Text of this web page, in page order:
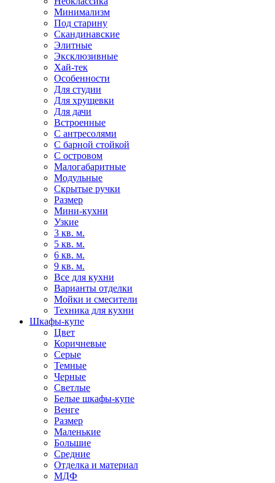
Минимализм
Под старину
Скандинавские
Элитные
Эксклюзивные
Хай-тек
Особенности
Для студии
Для хрущевки
Для дачи
Встроенные
С антресолями
С барной стойкой
С островом
Малогабаритные
Модульные
Скрытые ручки
Размер
Мини-кухни
Узкие
3 кв. м.
5 кв. м.
6 кв. м.
9 кв. м.
Все для кухни
Варианты отделки
Мойки и смесители
Техника для кухни
Шкафы-купе
Цвет
Коричневые
Серые
Темные
Черные
Светлые
Белые шкафы-купе
Венге
Размер
Маленькие
Большие
Средние
Отделка и материал
МДФ